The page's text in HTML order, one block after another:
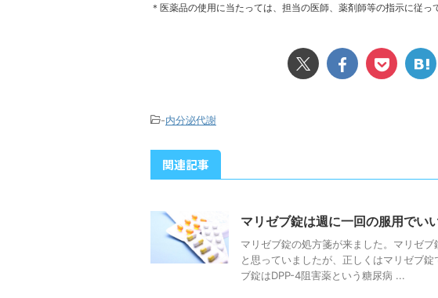
＊医薬品の使用に当たっては、担当の医師、薬剤師等の指示に従っ
-内分泌代謝
関連記事
マリゼブ錠は週に一回の服用でい
マリゼブ錠の処方箋が来ました。マリゼ
と思っていましたが、正しくはマリゼブ
ブ錠はDPP-4阻害薬という糖尿病 ...